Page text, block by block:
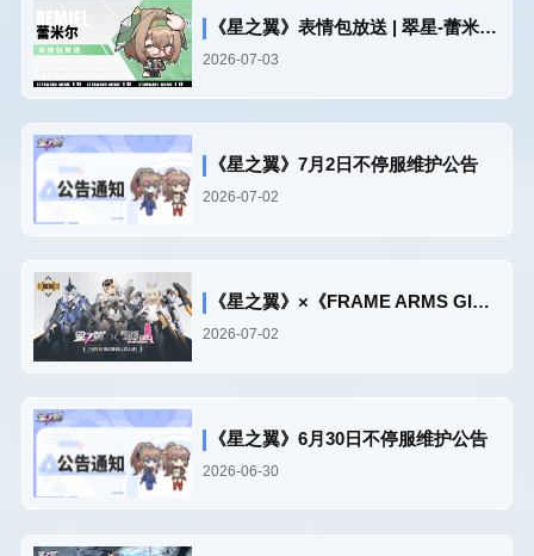
《星之翼》表情包放送 | 翠星-蕾米尔篇
2026-07-03
《星之翼》7月2日不停服维护公告
2026-07-02
《星之翼》×《FRAME ARMS GIRL》联动复刻PV
2026-07-02
《星之翼》6月30日不停服维护公告
2026-06-30